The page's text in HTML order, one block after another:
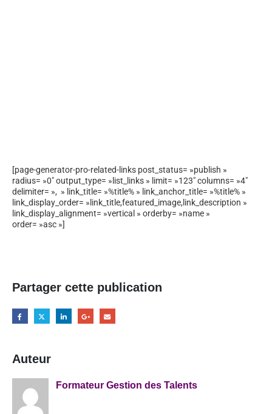
[page-generator-pro-related-links post_status= »publish »
radius= »0″ output_type= »list_links » limit= »123″ columns= »4″
delimiter= », » link_title= »%title% » link_anchor_title= »%title% »
link_display_order= »link_title,featured_image,link_description »
link_display_alignment= »vertical » orderby= »name »
order= »asc »]
Partager cette publication
Auteur
Formateur Gestion des Talents